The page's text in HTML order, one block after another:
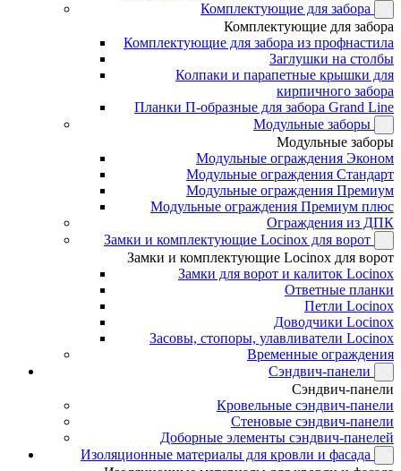
Комплектующие для забора
Комплектующие для забора
Комплектующие для забора из профнастила
Заглушки на столбы
Колпаки и парапетные крышки для
кирпичного забора
Планки П-образные для забора Grand Line
Модульные заборы
Модульные заборы
Модульные ограждения Эконом
Модульные ограждения Стандарт
Модульные ограждения Премиум
Модульные ограждения Премиум плюс
Ограждения из ДПК
Замки и комплектующие Locinox для ворот
Замки и комплектующие Locinox для ворот
Замки для ворот и калиток Locinox
Ответные планки
Петли Locinox
Доводчики Locinox
Засовы, стопоры, улавливатели Locinox
Временные ограждения
Сэндвич-панели
Сэндвич-панели
Кровельные сэндвич-панели
Стеновые сэндвич-панели
Доборные элементы сэндвич-панелей
Изоляционные материалы для кровли и фасада